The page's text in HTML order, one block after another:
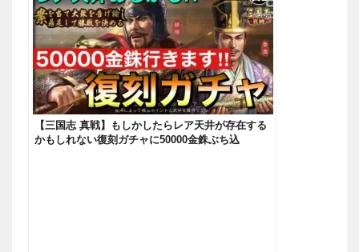
【三国志 真戦】もしかしたらレア天井が存在する
かもしれない復刻ガチャに50000金銖ぶち込